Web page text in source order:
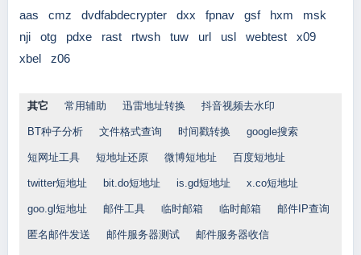
aas cmz dvdfabdecrypter dxx fpnav gsf hxm
msk
nji
otg pdxe rast rtwsh tuw url usl webtest
x09
xbel
z06
其它 常用辅助 迅雷地址转换 抖音视频去水印
BT种子分析 文件格式查询 时间戳转换 google搜索
短网址工具 短地址还原 微博短地址 百度短地址
twitter短地址 bit.do短地址 is.gd短地址 x.co短地址
goo.gl短地址 邮件工具 临时邮箱 临时邮箱 邮件IP查询
匿名邮件发送 邮件服务器测试 邮件服务器收信